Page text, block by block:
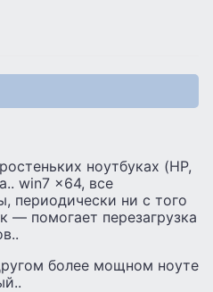
ноутбуках (HP,
win7 x64, все
периодически ни с того
— помогает перезагрузка
более мощном ноуте